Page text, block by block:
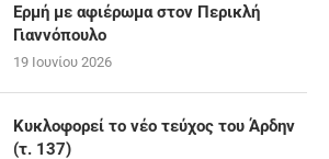
Ερμή με αφιέρωμα στον Περικλή
Γιαννόπουλο
19 Ιουνίου 2026
Κυκλοφορεί το νέο τεύχος του Άρδην
(τ. 137)